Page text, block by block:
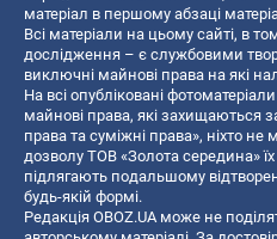
матеріал в першому абзаці
Всі матеріали на цьому сайті, в
дослідження – є службовими
виключні майнові права на які
На всі опубліковані
майнові права, які захищаються
права та суміжні права», ніхто
дозволу ТОВ «Золота середина»
підлягають подальшому
будь-якій формі.
Редакція OBOZ.UA може не